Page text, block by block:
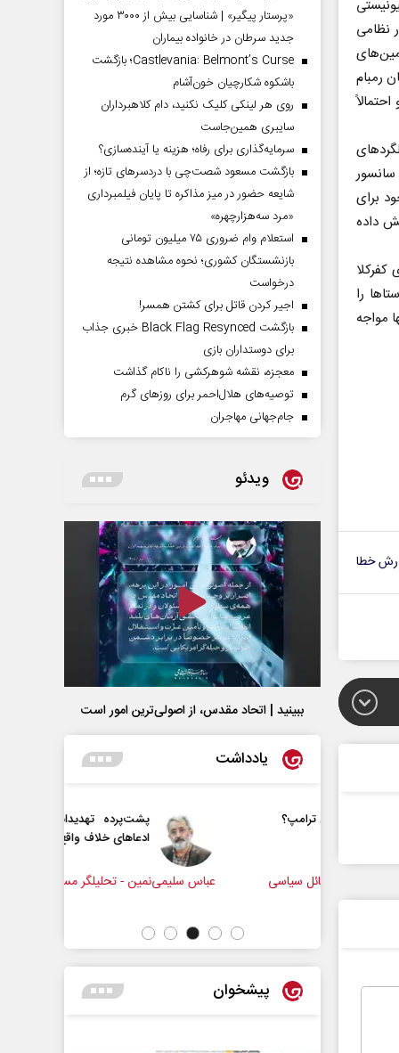
نظامی
رمبام
برای
داده
را
مواجه
خطا
«پرستار پیگیر» | شناسایی بیش از ۳۰۰۰ مورد
جدید سرطان در خانواده بیماران
Castlevania: Belmont’s Curse؛ بازگشت
باشکوه شکارچیان خون‌آشام
روی هر لینکی کلیک نکنید، دام کلاهبرداران
سایبری همین‌جاست
سرمایه‌گذاری برای رفاه؛ هزینه یا آینده‌سازی؟
بازگشت مسعود شصت‌چی با دردسر‌های تازه؛ از
شایعه حضور در میز مذاکره تا پایان فیلمبرداری
«مرد سه‌هزارچهره»
استعلام وام ضروری ۷۵ میلیون تومانی
بازنشستگان کشوری؛ نحوه مشاهده نتیجه
درخواست
اجیر کردن قاتل برای کشتن همسر!
بازگشت Black Flag Resynced خبری جذاب
برای دوستداران بازی
معجزه، نقشه شوهرکشی را ناکام گذاشت
توصیه‌های هلال‌احمر برای روز‌های گرم
جام‌جهانی مهاجران
ویدئو
ببینید | اتحاد مقدس، از اصولی‌ترین امور است
یادداشت
پشت‌پرده تهدیدات کوتاه‏‌مدت و
ادعا‌های خلاف واقع آمریکا
عباس سلیمی‌نمین - تحلیلگر مسائل سیاسی
پیشخوان